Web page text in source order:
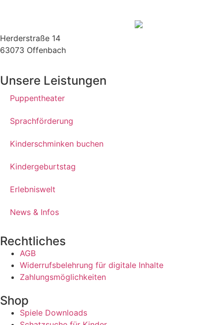
Herderstraße 14
63073 Offenbach
Unsere Leistungen
Puppentheater
Sprachförderung
Kinderschminken buchen
Kindergeburtstag
Erlebniswelt
News & Infos
Rechtliches
AGB
Widerrufsbelehrung für digitale Inhalte
Zahlungsmöglichkeiten
Shop
Spiele Downloads